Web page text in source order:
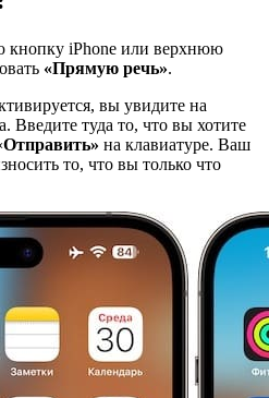
кнопку iPhone или верхнюю
«Прямую речь».
вы увидите на
Введите туда то, что вы хотите
Отправить» на клавиатуре. Ваш
то, что вы только что